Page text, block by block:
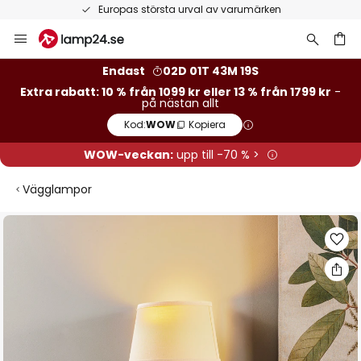
Europas största urval av varumärken
Hoppa
till
Endast
02D 01T 43M 19S
Extra rabatt: 10 % från 1099 kr eller 13 % från 1799 kr -
på nästan allt
Kod:WOW Kopiera
WOW-veckan:upp till -70 % >
Vägglampor
Hoppa